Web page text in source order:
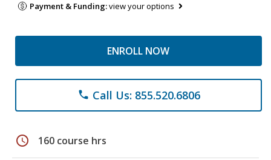
Payment & Funding:view your options
ENROLL NOW
phone Call Us: 855.520.6806
schedule 160 course hrs